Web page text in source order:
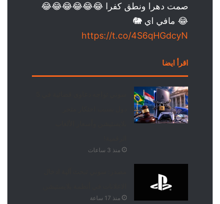
صمت دهرا ونطق كفرا 😂😂😂😂😂😂
😂 مافي اي 🐘
https://t.co/4S6qHGdcyN
اقرأ ايضا
منذ 3 ساعات
منذ 17 ساعة